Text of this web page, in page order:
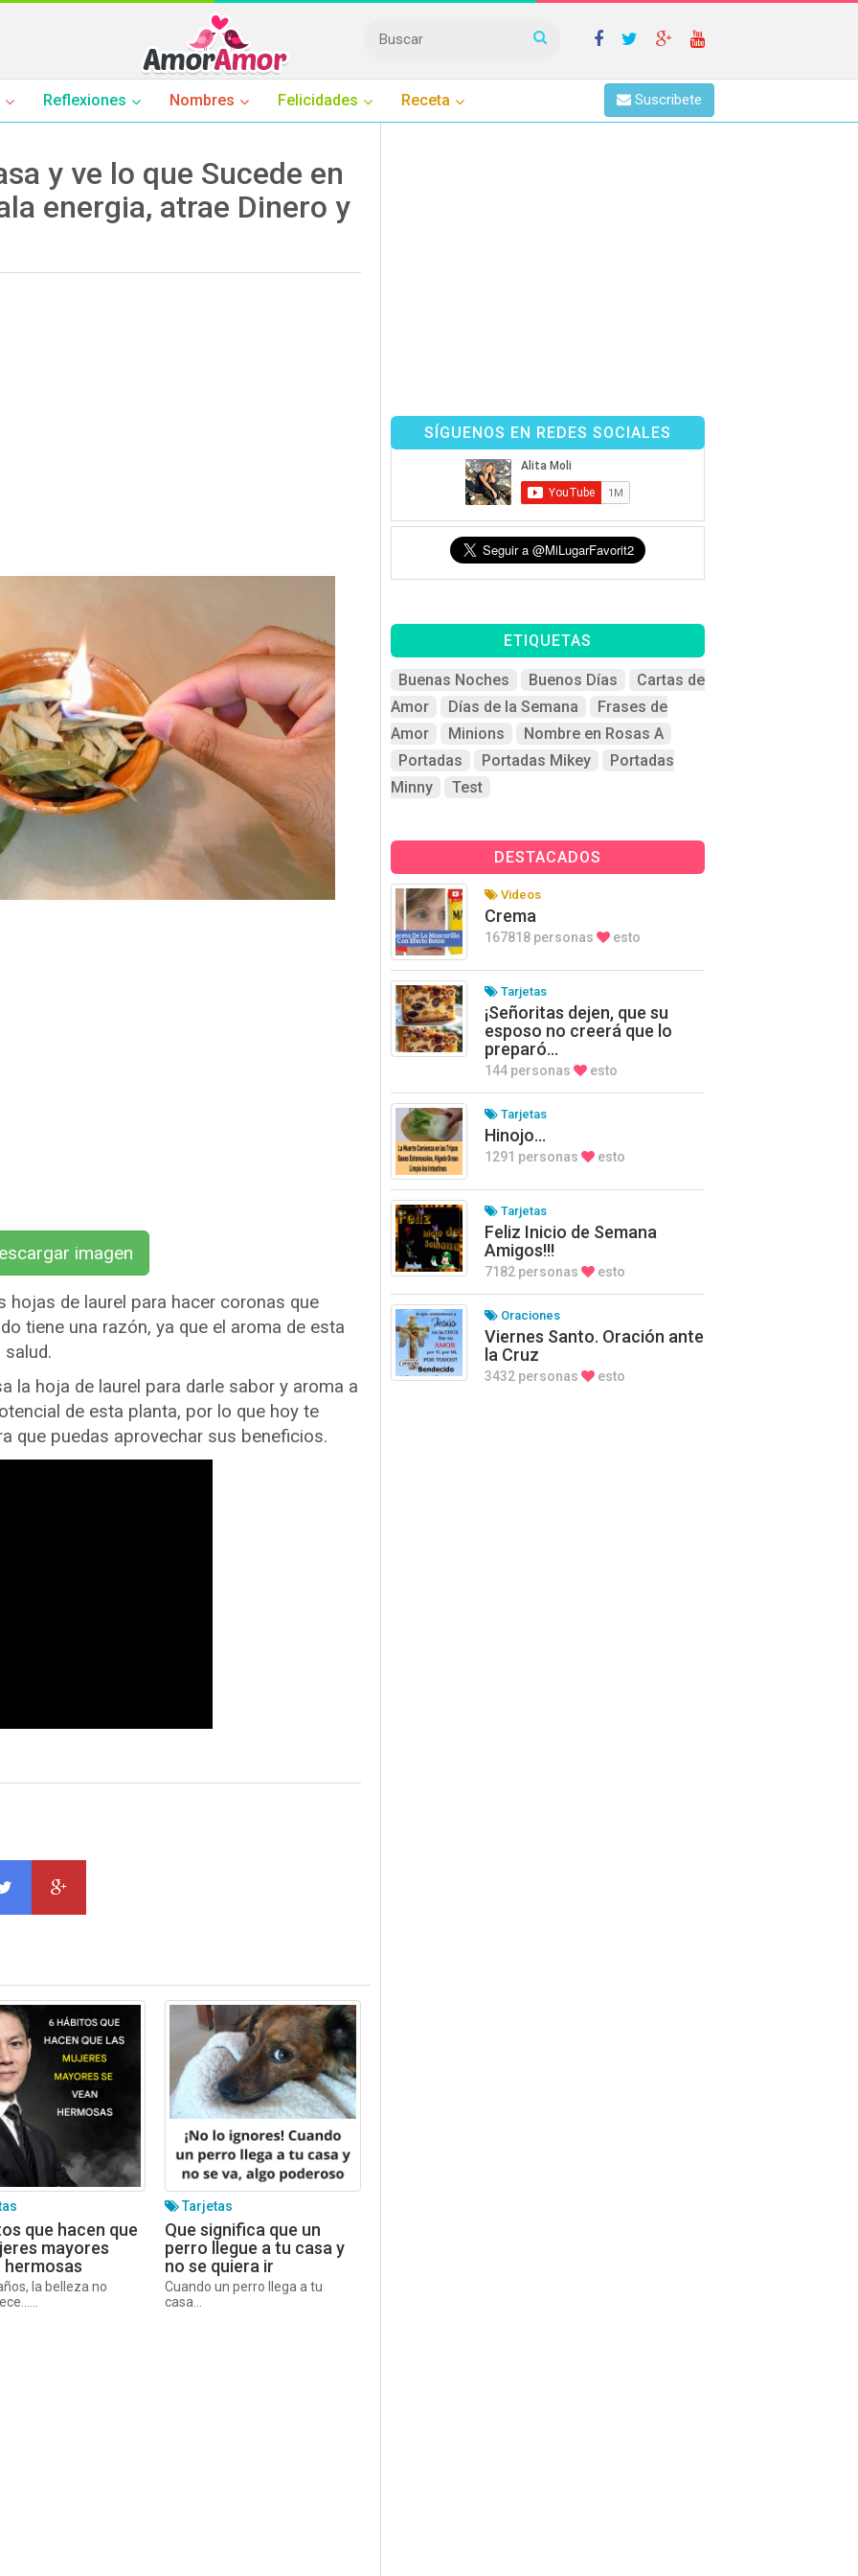
Reflexiones Nombres Felicidades Receta Suscribete
y ve lo que Sucede en
energia, atrae Dinero y
imagen
de laurel para hacer coronas que
tiene una razón, ya que el aroma de esta
la hoja de laurel para darle sabor y aroma a
de esta planta, por lo que hoy te
que puedas aprovechar sus beneficios.
que hacen que
mayores
hermosas
la belleza no
Tarjetas
Que significa que un
perro llegue a tu casa y
no se quiera ir
Cuando un perro llega a tu
casa...
SÍGUENOS EN REDES SOCIALES
ETIQUETAS
Buenas Noches Buenos Días
Cartas de
Amor
Días de la Semana
Frases de
Amor
Minions
Nombre en Rosas A
Portadas
Portadas Mikey
Portadas
Minny
Test
DESTACADOS
Videos
Crema
167818 personas esto
Tarjetas
¡Señoritas dejen, que su
esposo no creerá que lo
preparó…
144 personas esto
Tarjetas
Hinojo…
1291 personas esto
Tarjetas
Feliz Inicio de Semana
Amigos!!!
7182 personas esto
Oraciones
Viernes Santo. Oración ante
la Cruz
3432 personas esto